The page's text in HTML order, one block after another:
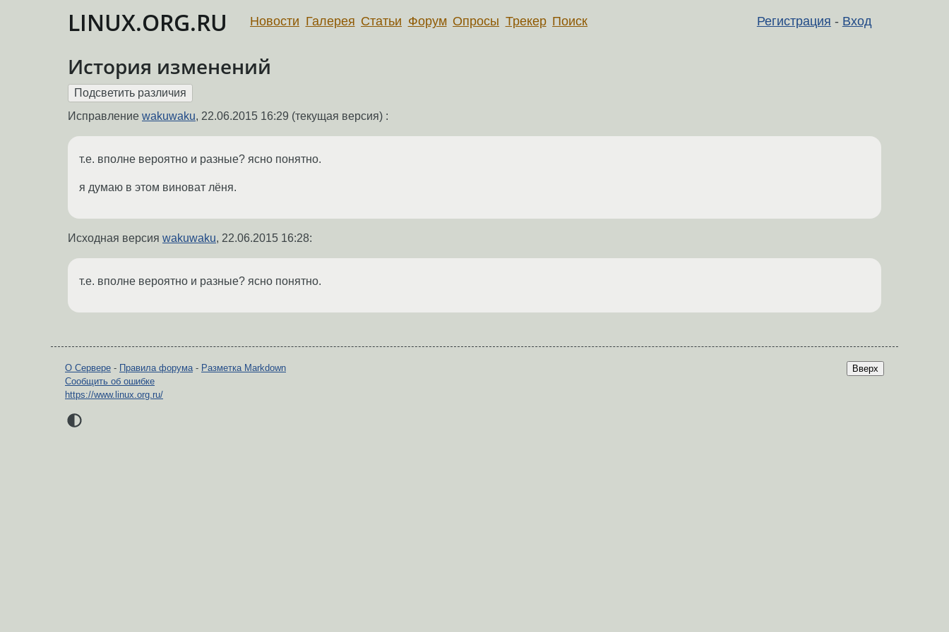
LINUX.ORG.RU Регистрация - Вход
Новости Галерея Статьи Форум Опросы Трекер Поиск
История изменений
Исправление wakuwaku, 22.06.2015 16:29 (текущая версия) :
т.е. вполне вероятно и разные? ясно понятно.
я думаю в этом виноват лёня.
Исходная версия wakuwaku, 22.06.2015 16:28:
т.е. вполне вероятно и разные? ясно понятно.
Вверх
О Сервере - Правила форума- Разметка Markdown
Сообщить об ошибке
https://www.linux.org.ru/